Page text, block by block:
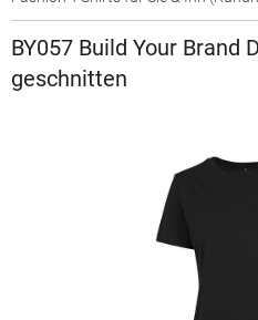
BY057 Build Your Brand
geschnitten
Bildergalerie überspringen